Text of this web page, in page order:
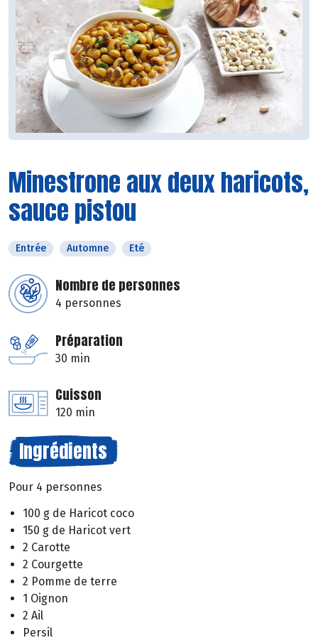
Minestrone aux deux haricots,
sauce pistou
Entrée Automne Eté
Nombre de personnes
4 personnes
Préparation
30 min
Cuisson
120 min
Ingrédients
Pour 4 personnes
100 g de Haricot coco
150 g de Haricot vert
2 Carotte
2 Courgette
2 Pomme de terre
1 Oignon
2 Ail
Persil